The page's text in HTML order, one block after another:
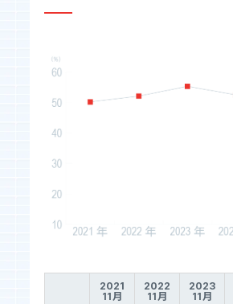
2021
11月
2022
11月
2023
11月